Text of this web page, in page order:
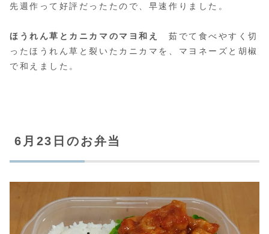
先週作って好評だったたので、早速作りました。
ほうれん草とカニカマのマヨ和え
茹でて食べやすく切
ったほうれん草と裂いたカニカマを、マヨネーズと胡椒
で和えました。
6月23日のお弁当